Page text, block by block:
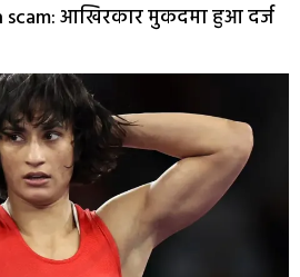
scam: आखिरकार मुकदमा हुआ दर्ज